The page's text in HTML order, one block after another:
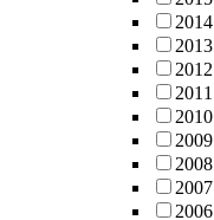
2014
2013
2012
2011
2010
2009
2008
2007
2006